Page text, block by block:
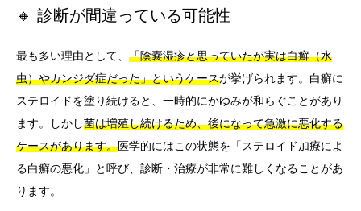
🔸 診断が間違っている可能性
最も多い理由として、 「陰嚢湿疹と思っていたが実は白癬（水
虫）やカンジダ症だった」というケースが挙げられます。白癬に
ステロイドを塗り続けると、一時的にかゆみが和らぐことがあり
ます。しかし菌は増殖し続けるため、後になって急激に悪化する
ケースがあります。医学的にはこの状態を「ステロイド加療によ
る白癬の悪化」と呼び、診断・治療が非常に難しくなることがあ
ります。